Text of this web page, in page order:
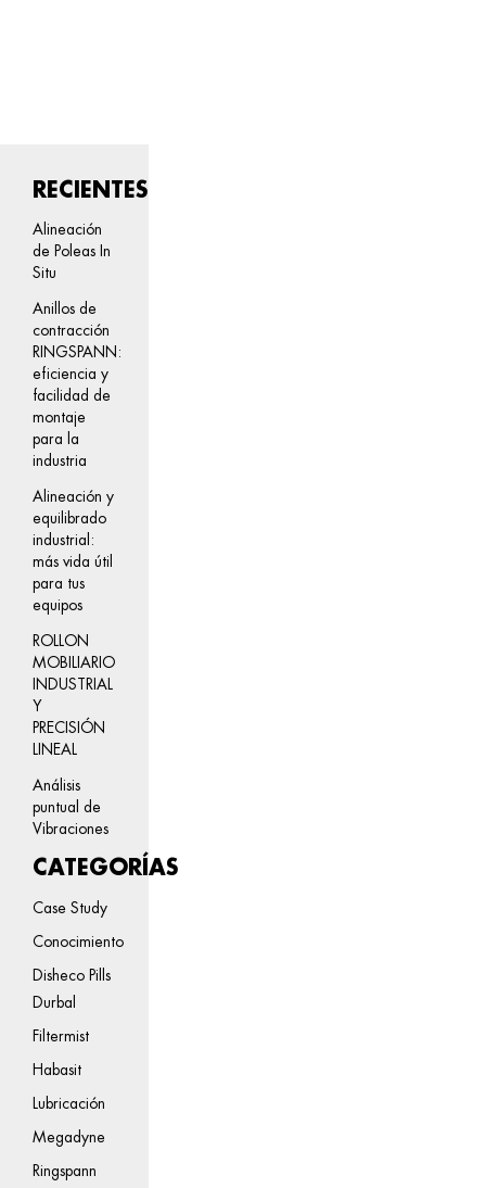
RECIENTES
Alineación
de Poleas In
Situ
Anillos de
contracción
RINGSPANN:
eficiencia y
facilidad de
montaje
para la
industria
Alineación y
equilibrado
industrial:
más vida útil
para tus
equipos
ROLLON
MOBILIARIO
INDUSTRIAL
Y
PRECISIÓN
LINEAL
Análisis
puntual de
Vibraciones
CATEGORÍAS
Case Study
Conocimiento
Disheco Pills
Durbal
Filtermist
Habasit
Lubricación
Megadyne
Ringspann